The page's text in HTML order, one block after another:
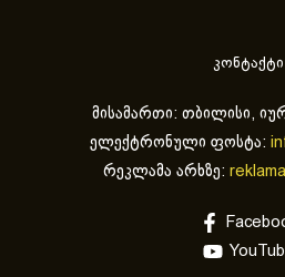
კონტაქტი
მისამართი: თბილისი,
ელექტრონული ფოსტა:
რეკლამა არხზე: